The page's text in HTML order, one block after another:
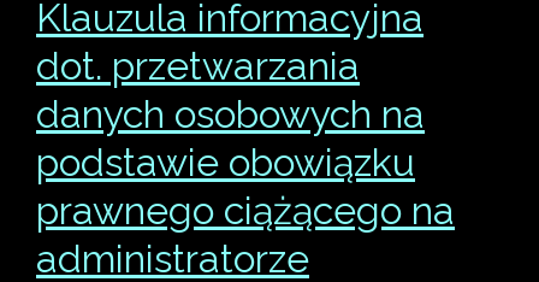
Klauzula informacyjna
dot. przetwarzania
danych osobowych na
podstawie obowiązku
prawnego ciążącego na
administratorze